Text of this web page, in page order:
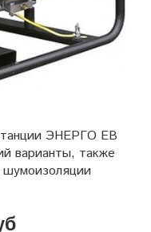
ЭНЕРГО EB
варианты, также
шумоизоляции